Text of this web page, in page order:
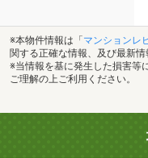
※本物件情報は「 マンションレ
関する正確な情報、及び最新
※当情報を基に発生した損害等
ご理解の上ご利用ください。